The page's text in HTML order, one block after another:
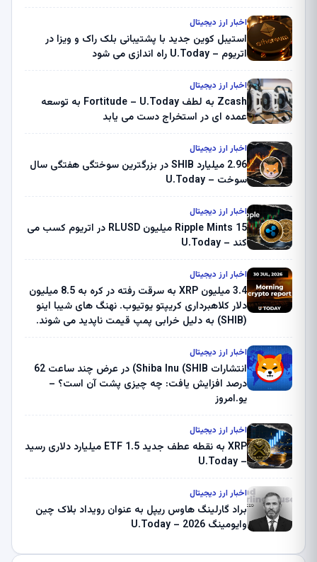
اخبار ارز دیجیتال
استیبل کوین جدید با پشتیبانی بلک راک و ویزا در
اتریوم – U.Today راه اندازی می شود
اخبار ارز دیجیتال
Zcash به لطف Fortitude – U.Today به توسعه
عمده ای در استخراج دست می یابد
اخبار ارز دیجیتال
2.96 میلیارد SHIB در بزرگترین سوختگی هفتگی سال
سوخت – U.Today
اخبار ارز دیجیتال
Ripple Mints 15 میلیون RLUSD در اتریوم کسب می
کند – U.Today
اخبار ارز دیجیتال
3.4 میلیون XRP به سرقت رفته در کره به 8.5 میلیون
دلار کلاهبرداری کریپتو یوتیوب. نهنگ های شیبا اینو
(SHIB) به دلیل خرابی پمپ قیمت ناپدید می شوند.
ثبت کرد – گزارش کریپتو صبح – U.Today
اخبار ارز دیجیتال
انتشارات Shiba Inu (SHIB) در عرض چند ساعت 62
درصد افزایش یافت: چه چیزی پشت آن است؟ –
یو.امروز
اخبار ارز دیجیتال
XRP به نقطه عطف جدید ETF 1.5 میلیارد دلاری رسید
– U.Today
اخبار ارز دیجیتال
براد گارلینگ هاوس ریپل به عنوان رویداد بلاک چین
وایومینگ 2026 – U.Today